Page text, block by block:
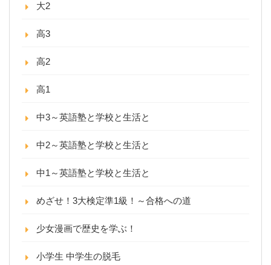
大2
高3
高2
高1
中3～英語塾と学校と生活と
中2～英語塾と学校と生活と
中1～英語塾と学校と生活と
めざせ！3大検定準1級！～合格への道
少女漫画で歴史を学ぶ！
小学生 中学生の脱毛